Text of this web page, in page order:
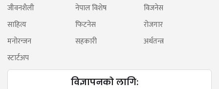
जीवनशैली नेपाल विशेष
विजनेस
साहित्य
फिटनेस
रोजगार
मनोरन्जन
सहकारी
अर्थतन्त्र
स्टार्टअप
विज्ञापनको लागि: